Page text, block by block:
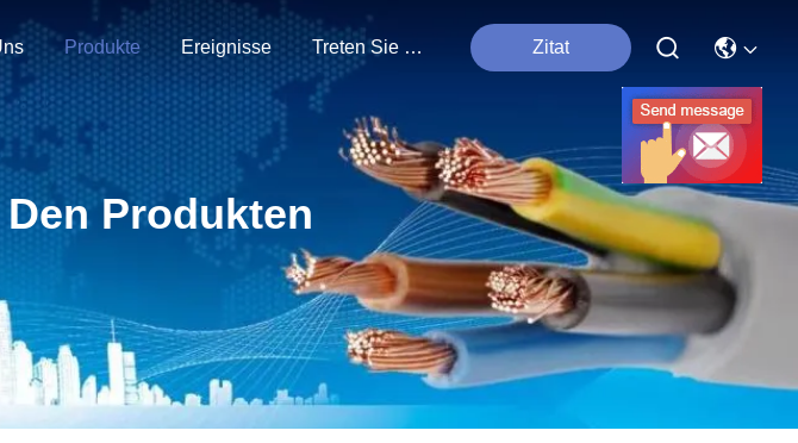
Produkte Ereignisse Treten Sie Mit Uns In Verbindung Zitat
Produkten